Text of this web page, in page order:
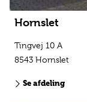
Hornslet
Tingvej 10 A
8543 Hornslet
Se afdeling